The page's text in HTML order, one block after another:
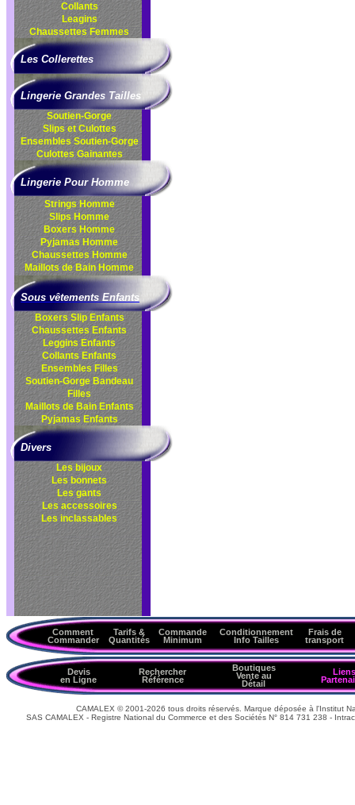
Collants
Leagins
Chaussettes Femmes
Les Collerettes
Lingerie Grandes Tailles
Soutien-Gorge
Slips et Culottes
EnsemblesSoutien-Gorge
CulottesGainantes
Lingerie Pour Homme
Strings Homme
Slips Homme
Boxers Homme
Pyjamas Homme
Chaussettes Homme
Maillots de Bain Homme
Sous vêtements Enfants
Boxers Slip Enfants
Chaussettes Enfants
Leggins Enfants
Collants Enfants
Ensembles Filles
Soutien-Gorge Bandeau
Filles
Maillots de Bain Enfants
Pyjamas Enfants
Divers
Les bijoux
Les bonnets
Les gants
Les accessoires
Les inclassables
Comment
Commander
Tarifs &
Quantités
Commande
Minimum
Conditionnement
Info Tailles
Frais de
transport
Devis
en Ligne
Rechercher
Référence
Boutiques
Vente au
Détail
Liens
CAMALEX © 2001-2026 tous droits réservés. Marque déposée à l'Institut
SAS CAMALEX - Registre National du Commerce et des Sociétés N° 814 731 238 -